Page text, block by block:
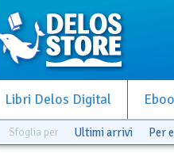
Libri Delos Digital
Sfoglia per Ultimi arrivi Per